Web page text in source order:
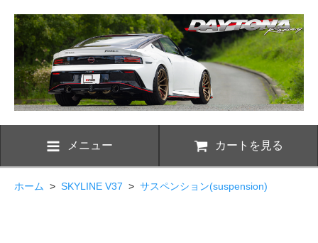
メニュー カートを見る
ホーム > SKYLINE V37 > サスペンション(suspension)